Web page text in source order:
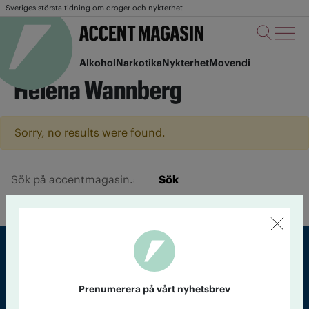
Sveriges största tidning om droger och nykterhet
AlkoholNarkotikaNykterhetMovendi
Helena Wannberg
Sorry, no results were found.
Sök
Prenumerera på vårt nyhetsbrev